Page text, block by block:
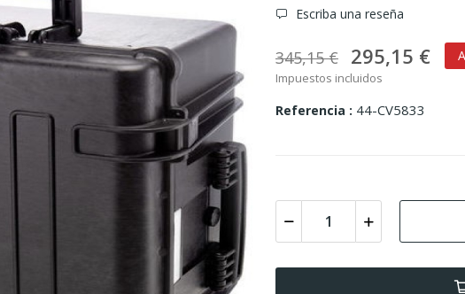
Escriba una reseña
345,15 € 295,15 €
Impuestos incluidos
Referencia 44-CV5833